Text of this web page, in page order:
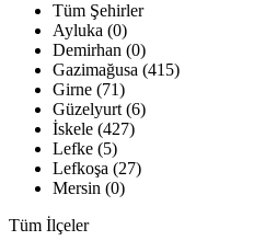
Tüm Şehirler
Ayluka (0)
Demirhan (0)
Gazimağusa (415)
Girne (71)
Güzelyurt (6)
İskele (427)
Lefke (5)
Lefkoşa (27)
Mersin (0)
Tüm İlçeler